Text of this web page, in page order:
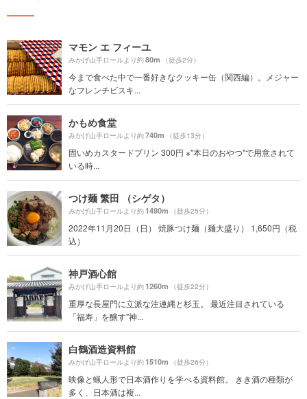
マモン エ フィーユ
みかげ山手ロールより約80m （徒歩2分）
今まで食べた中で一番好きなクッキー缶（関西編）。メジャー
なフレンチビスキ...
かもめ食堂
みかげ山手ロールより約740m （徒歩13分）
固いめカスタードプリン 300円 ※"本日のおやつ"で用意されて
いる時...
つけ麺 繁田 （シゲタ）
みかげ山手ロールより約1490m （徒歩25分）
2022年11月20日（日） 焼豚つけ麺（麺大盛り） 1,650円（税
込）
神戸酒心館
みかげ山手ロールより約1260m （徒歩22分）
重厚な長屋門に立派な注連縄と杉玉。 最近注目されている
「福寿」を醸す"神...
白鶴酒造資料館
みかげ山手ロールより約1510m （徒歩26分）
映像と蝋人形で日本酒作りを学べる資料館。 きき酒の種類が
多く、日本酒は複...